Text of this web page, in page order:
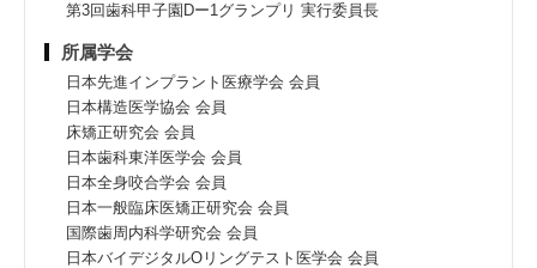
第3回歯科甲子園Dー1グランプリ 実行委員長
所属学会
日本先進インプラント医療学会 会員
日本構造医学協会 会員
床矯正研究会 会員
日本歯科東洋医学会 会員
日本全身咬合学会 会員
日本一般臨床医矯正研究会 会員
国際歯周内科学研究会 会員
日本バイデジタルOリングテスト医学会 会員